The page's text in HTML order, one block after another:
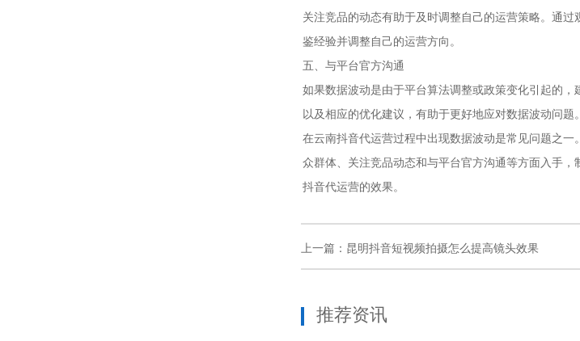
关注竞品的动态有助于及时调整自己的运营策略。通
鉴经验并调整自己的运营方向。
五、与平台官方沟通
如果数据波动是由于平台算法调整或政策变化引起的
以及相应的优化建议，有助于更好地应对数据波动问题。
在云南抖音代运营过程中出现数据波动是常见问题之
众群体、关注竞品动态和与平台官方沟通等方面入手
抖音代运营的效果。
上一篇： 昆明抖音短视频拍摄怎么提高镜头效果
推荐资讯